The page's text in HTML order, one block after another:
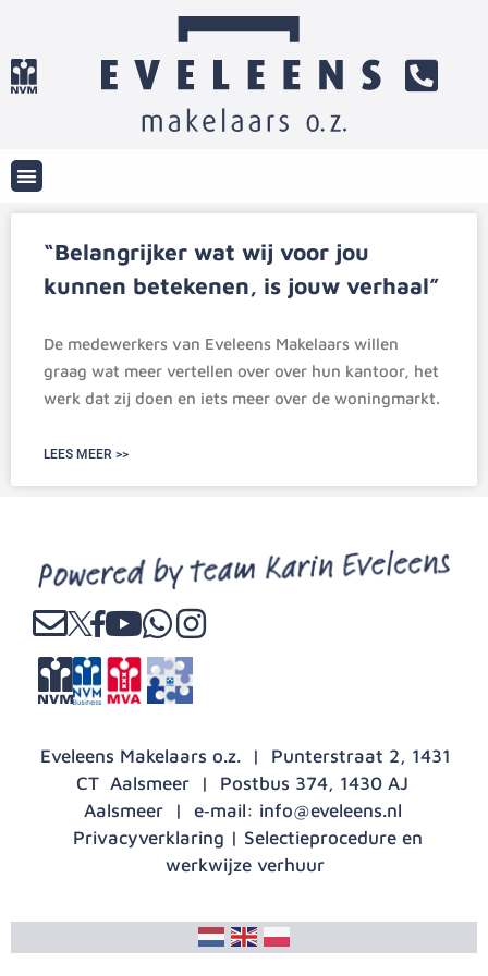
“Belangrijker wat wij voor jou
kunnen betekenen, is jouw verhaal”
De medewerkers van Eveleens Makelaars willen
graag wat meer vertellen over over hun kantoor, het
werk dat zij doen en iets meer over de woningmarkt.
LEES MEER >>
Eveleens Makelaars o.z. | Punterstraat 2, 1431
CT Aalsmeer | Postbus 374, 1430 AJ
Aalsmeer | e‑mail: info@eveleens.nl
Privacyverklaring | Selectieprocedure en
werkwijze verhuur